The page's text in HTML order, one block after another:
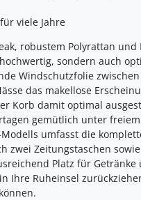
viele Jahre
robustem Polyrattan und
sondern auch
Windschutzfolie
das makellose
Korb damit optimal
gemütlich unter
umfasst die
zwei Zeitungstaschen
Platz für Getränke
Ihre Ruheinsel